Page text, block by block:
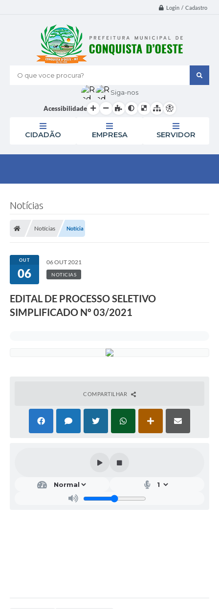
Login / Cadastro
O que voce procura?
Siga-nos
Acessibilidade
CIDADÃO EMPRESA SERVIDOR
Notícias
Notícias Notícia
OUT
06
06 OUT 2021
NOTICIAS
EDITAL DE PROCESSO SELETIVO
SIMPLIFICADO Nº 03/2021
COMPARTILHAR